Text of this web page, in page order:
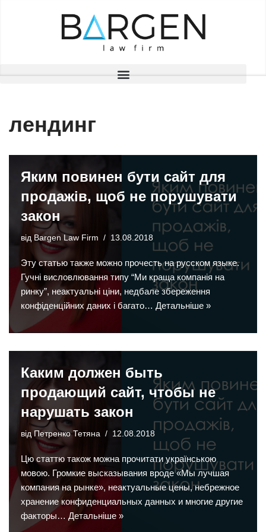
лендинг
Яким повинен бути сайт для
продажів, щоб не порушувати
закон
від Bargen Law Firm 13.08.2018
Эту статью также можно прочесть на русском языке.
Гучні висловлювання типу “Ми краща компанія на
ринку”, неактуальні ціни, недбале збереження
конфіденційних даних і багато… Детальніше »
Каким должен быть
продающий сайт, чтобы не
нарушать закон
відПетренко Тетяна 12.08.2018
Цю статтю також можна прочитати українською
мовою. Громкие высказывания вроде «Мы лучшая
компания на рынке», неактуальные цены, небрежное
хранение конфиденциальных данных и многие другие
факторы… Детальніше »